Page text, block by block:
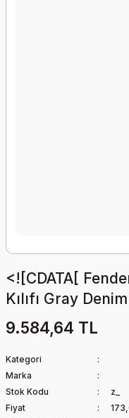
<![CDATA[
Kılıfı Gray
9.584,64 TL
Kategori
Marka
Stok Kodu
z_
Fiyat